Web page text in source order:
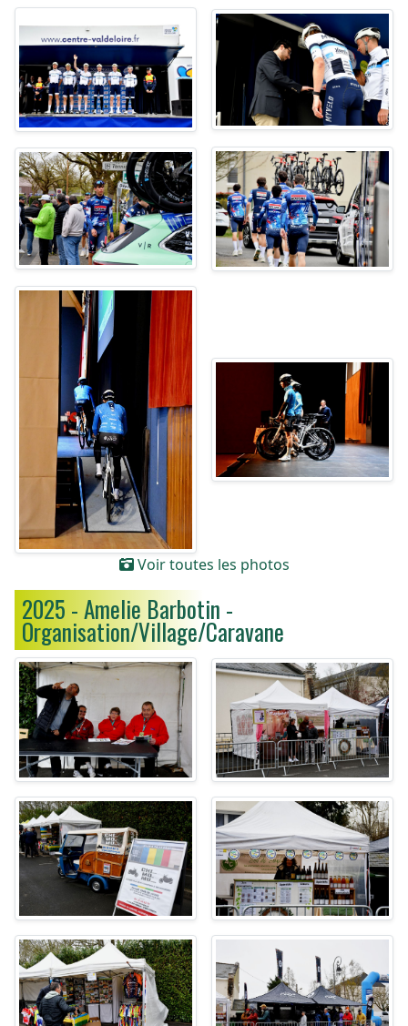
Voir toutes les photos
2025 - Amelie Barbotin -
Organisation/Village/Caravane